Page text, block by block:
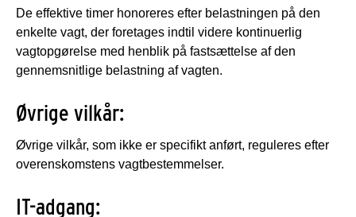
De effektive timer honoreres efter belastningen på den
enkelte vagt, der foretages indtil videre kontinuerlig
vagtopgørelse med henblik på fastsættelse af den
gennemsnitlige belastning af vagten.
Øvrige vilkår:
Øvrige vilkår, som ikke er specifikt anført, reguleres efter
overenskomstens vagtbestemmelser.
IT-adgang: